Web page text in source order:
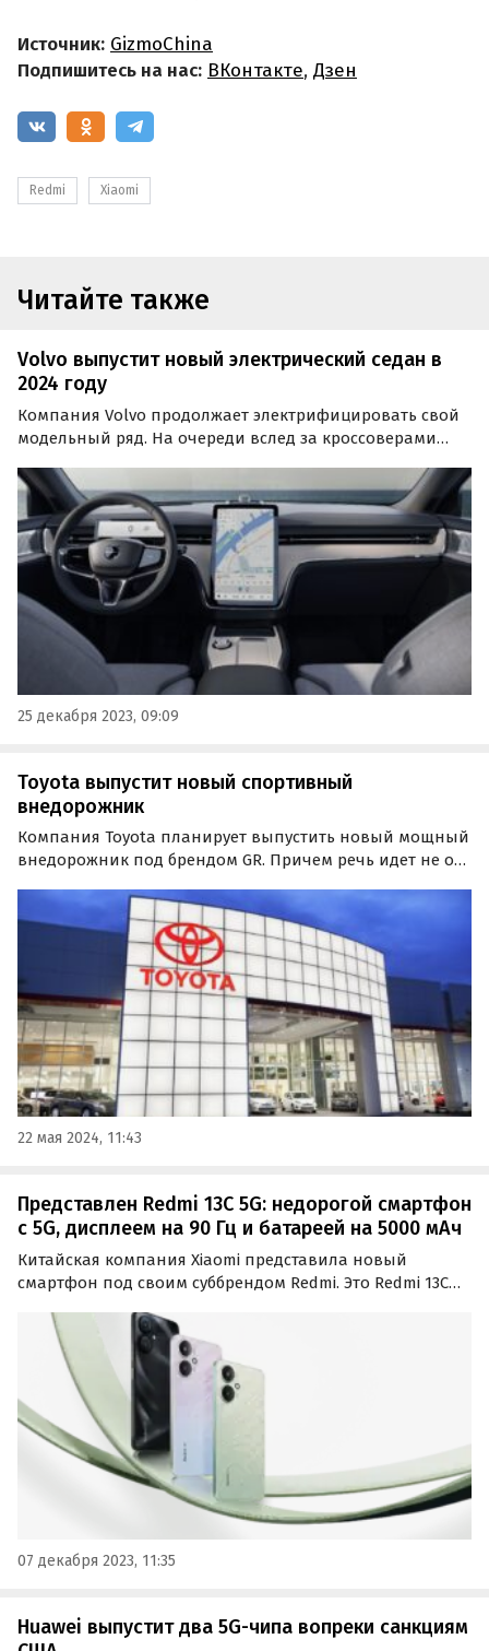
Источник: GizmoChina
Подпишитесь на нас: ВКонтакте, Дзен
Redmi Xiaomi
Читайте также
Volvo выпустит новый электрический седан в
2024 году
Компания Volvo продолжает электрифицировать свой
модельный ряд. На очереди вслед за кроссоверами
на смену топливному S90 и составит конкуренцию BMW
i5 и Mercedes-Benz EQE.
25 декабря 2023, 09:09
Toyota выпустит новый спортивный
внедорожник
Компания Toyota планирует выпустить новый мощный
внедорожник под брендом GR. Причем речь идет не о
совершенно новом автомобиле, о чем порталу
CarExpert рассказал глава подразделения Toyota GR
22 мая 2024, 11:43
Представлен Redmi 13C 5G: недорогой смартфон
с 5G, дисплеем на 90 Гц и батареей на 5000 мАч
Китайская компания Xiaomi представила новый
смартфон под своим суббрендом Redmi. Это Redmi 13C
сетей нового поколения.
07 декабря 2023, 11:35
Huawei выпустит два 5G-чипа вопреки санкциям